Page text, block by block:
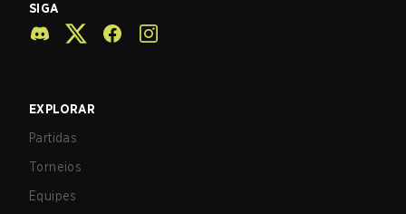
SIGA
EXPLORAR
Partidas
Torneios
Equipes